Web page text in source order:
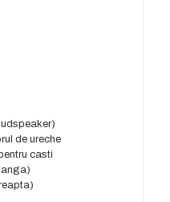
de ureche
casti